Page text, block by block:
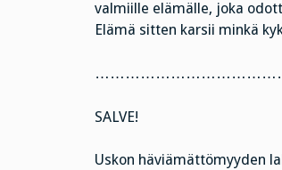
valmiille elämälle, joka
Elämä sitten karsii minkä
SALVE!
Uskon häviämättömyyden